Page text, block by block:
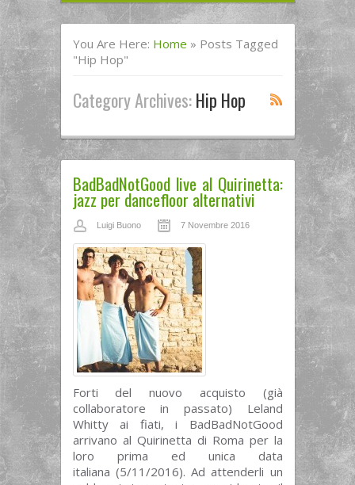
You Are Here: Home » Posts Tagged
"hip Hop"
Category Archives:Hip Hop
BadBadNotGood live al Quirinetta:
jazz per dancefloor alternativi
Luigi Buono 7 Novembre 2016
Forti del nuovo acquisto (già
collaboratore in passato) Leland
Whitty ai fiati, i BadBadNotGood
arrivano al Quirinetta di Roma per la
loro prima ed unica data
italiana (5/11/2016). Ad attenderli un